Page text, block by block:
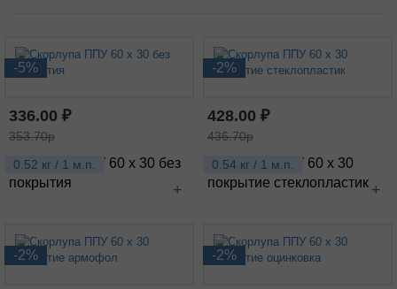
-5%
0.52 кг / 1 м.п.
336.00 ₽
+
353.70р
Скорлупа ППУ 60 х 30 без
покрытия
-2%
0.54 кг / 1 м.п.
428.00 ₽
+
436.70р
Скорлупа ППУ 60 х 30
покрытие стеклопластик
-2% -2%